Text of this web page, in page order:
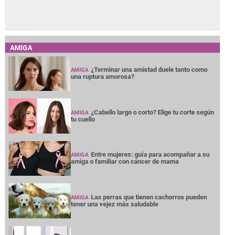
AMIGA
AMIGA ¿Terminar una amistad duele tanto como
una ruptura amorosa?
AMIGA ¿Cabello largo o corto? Elige tu corte según
tu cuello
AMIGA Entre mujeres: guía para acompañar a su
amiga o familiar con cáncer de mama
AMIGA Las perras que tienen cachorros pueden
tener una vejez más saludable